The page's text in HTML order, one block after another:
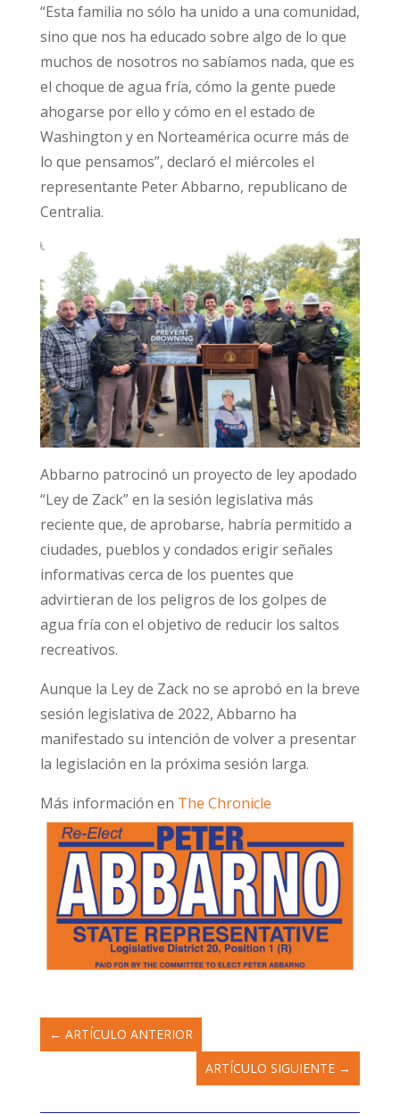
“Esta familia no sólo ha unido a una comunidad,
sino que nos ha educado sobre algo de lo que
muchos de nosotros no sabíamos nada, que es
el choque de agua fría, cómo la gente puede
ahogarse por ello y cómo en el estado de
Washington y en Norteamérica ocurre más de
lo que pensamos”, declaró el miércoles el
representante Peter Abbarno, republicano de
Centralia.
Abbarno patrocinó un proyecto de ley apodado
“Ley de Zack” en la sesión legislativa más
reciente que, de aprobarse, habría permitido a
ciudades, pueblos y condados erigir señales
informativas cerca de los puentes que
advirtieran de los peligros de los golpes de
agua fría con el objetivo de reducir los saltos
recreativos.
Aunque la Ley de Zack no se aprobó en la breve
sesión legislativa de 2022, Abbarno ha
manifestado su intención de volver a presentar
la legislación en la próxima sesión larga.
Más información en The Chronicle
← ARTÍCULO ANTERIOR
ARTÍCULO SIGUIENTE →